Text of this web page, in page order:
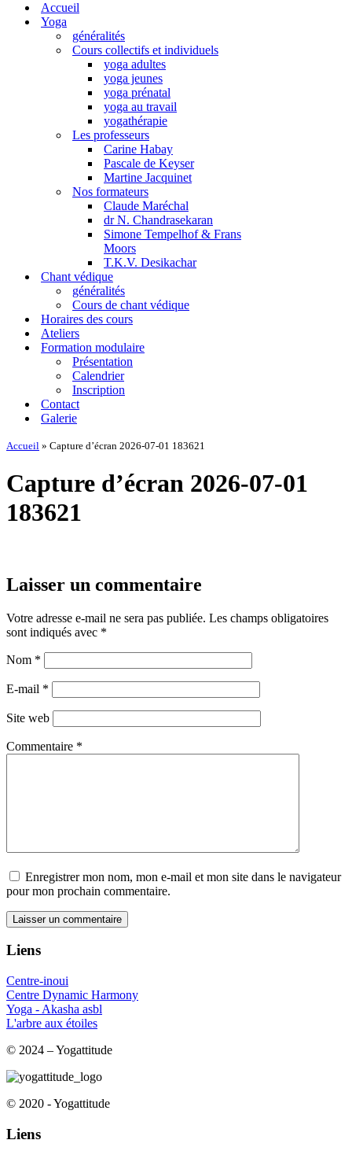
navigationAccueil
Yoga
généralités
Cours collectifs et individuels
yoga adultes
yoga jeunes
yoga prénatal
yoga au travail
yogathérapie
Les professeurs
Carine Habay
Pascale de Keyser
Martine Jacquinet
Nos formateurs
Claude Maréchal
dr N. Chandrasekaran
Simone Tempelhof & Frans
Moors
T.K.V. Desikachar
Chant védique
généralités
Cours de chant védique
Horaires des cours
Ateliers
Formation modulaire
Présentation
Calendrier
Inscription
Contact
Galerie
Accueil » Capture d’écran 2026-07-01 183621
Capture d’écran 2026-07-01
183621
Laisser un commentaire
Votre adresse e-mail ne sera pas publiée. Les champs obligatoires
sont indiqués avec *
Nom *
E-mail *
Site web
Commentaire *
Enregistrer mon nom, mon e-mail et mon site dans le navigateur
pour mon prochain commentaire.
Liens
Centre-inoui
Centre Dynamic Harmony
Yoga - Akasha asbl
L'arbre aux étoiles
© 2024 – Yogattitude
© 2020 - Yogattitude
Liens